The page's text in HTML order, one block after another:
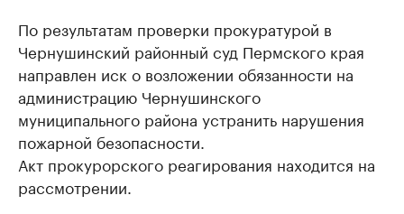
По результатам проверки прокуратурой в
Чернушинский районный суд Пермского края
направлен иск о возложении обязанности на
администрацию Чернушинского
муниципального района устранить нарушения
пожарной безопасности.
Акт прокурорского реагирования находится на
рассмотрении.